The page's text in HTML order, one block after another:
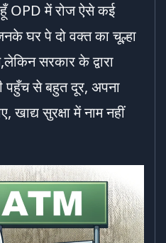
OPD में रोज ऐसे कई
घर पे दो वक्त का चूल्हा
सरकार के द्वारा
पहुँच से बहुत दूर, अपना
खाद्य सुरक्षा में नाम नहीं